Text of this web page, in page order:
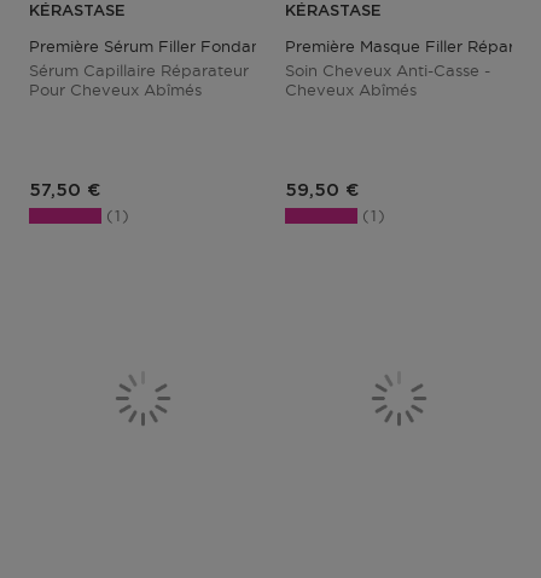
KÉRASTASE
Première Sérum Filler Fondamental
Sérum Capillaire Réparateur
Pour Cheveux Abîmés
Prix du produit
57,50 €
1
KÉRASTASE
Première Masque Filler
Soin Cheveux Anti-Casse -
Cheveux Abîmés
Prix du produit
59,50 €
1